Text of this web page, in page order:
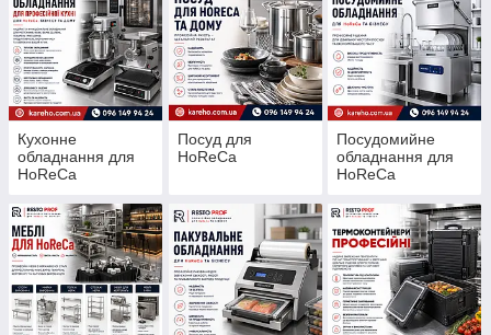
Кухонне
обладнання для
HoReCa
Посуд для
HoReCa
Посудомийне
обладнання для
HoReCa